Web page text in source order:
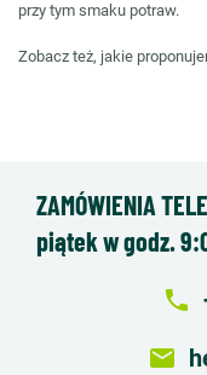
przy tym smaku potraw.
Zobacz też, jakie
ZAMÓWIENIA
piątek w godz.
local_phone
email